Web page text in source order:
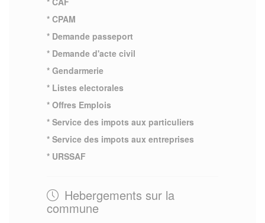
* CPAM
* Demande passeport
* Demande d'acte civil
* Gendarmerie
* Listes electorales
* Offres Emplois
* Service des impots aux particuliers
* Service des impots aux entreprises
* URSSAF
Hebergements sur la
commune